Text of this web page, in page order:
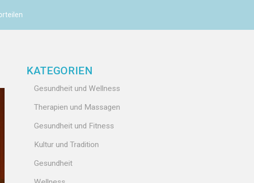
KATEGORIEN
Gesundheit und Wellness
Therapien und Massagen
Gesundheit und Fitness
Kultur und Tradition
Gesundheit